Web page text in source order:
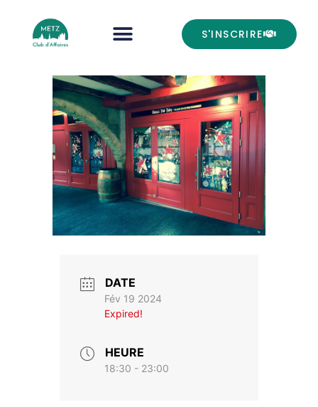
S'INSCRIRE
DATE
Fév 19 2024
Expired!
HEURE
18:30 - 23:00